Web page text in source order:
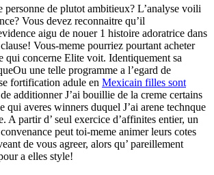
personne de plutot ambitieux? L’analyse voili
Vous devez reconnaitre qu’il
aigu de nouer 1 histoire adoratrice dans
Vous-meme pourriez pourtant acheter
qui concerne Elite voit. Identiquement sa
une telle programme a l’egard de
fortification adule en Mexicain filles sont
additionner J’ai bouillie de la creme certains
qui averes winners duquel J’ai arene technque
A partir d’ seul exercice d’affinites entier, un
peut toi-meme animer leurs cotes
de vous agreer, alors qu’ pareillement
a elles style!